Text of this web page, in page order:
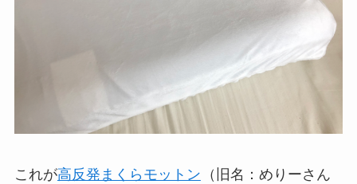
これが高反発まくらモットン （旧名：めりーさん